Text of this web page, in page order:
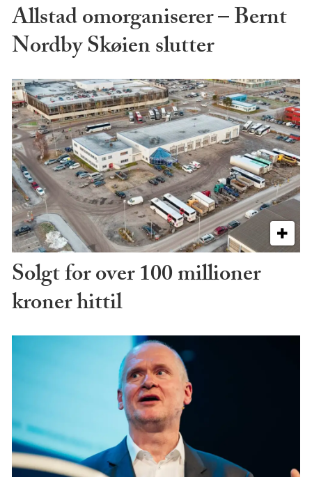
Allstad omorganiserer – Bernt
Nordby Skøien slutter
Solgt for over 100 millioner
kroner hittil